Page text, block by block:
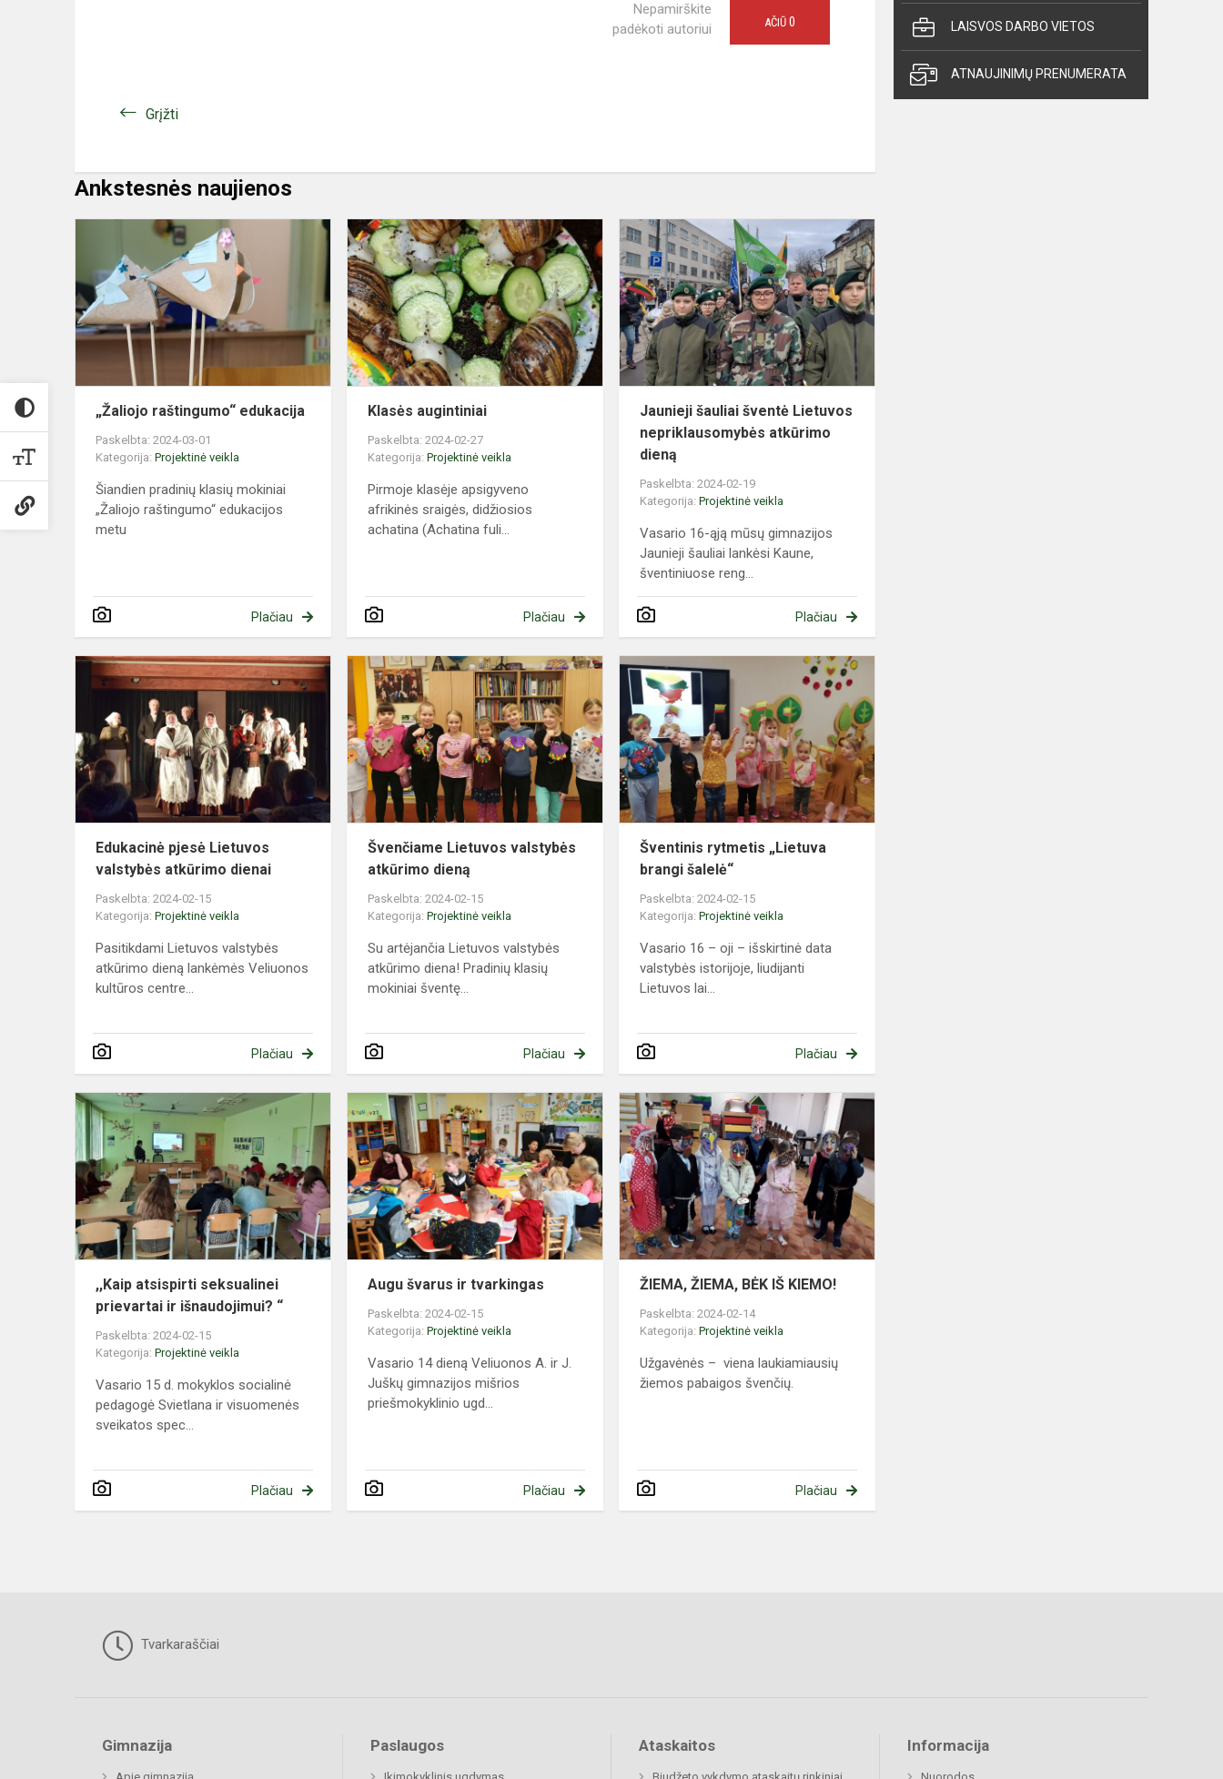
Nepamirškite
padėkoti autoriui
AČIŪ 0
Grįžti
Ankstesnės naujienos
„Žaliojo
raštingumo“
edukacija
„Žaliojo raštingumo“ edukacija
Paskelbta: 2024-03-01
Kategorija: Projektinė veikla
Šiandien pradinių klasių mokiniai
„Žaliojo raštingumo“ edukacijos
metu
Plačiau
Klasės
augintiniai
Klasės augintiniai
Paskelbta: 2024-02-27
Kategorija:Projektinė veikla
Pirmoje klasėje apsigyveno
afrikinės sraigės, didžiosios
achatina (Achatina fuli...
Plačiau
Jaunieji
šauliai
šventė
Lietuvos
nepriklausomybės
Jaunieji šauliai šventė Lietuvos
nepriklausomybės atkūrimo
dieną
Paskelbta: 2024-02-19
Kategorija:Projektinė veikla
Vasario 16-ąją mūsų gimnazijos
Jaunieji šauliai lankėsi Kaune,
šventiniuose reng...
Plačiau
Edukacinė
pjesė
Lietuvos
valstybės
atkūrimo
dienai
Edukacinė pjesė Lietuvos
valstybės atkūrimo dienai
Paskelbta: 2024-02-15
Kategorija: Projektinė veikla
Pasitikdami Lietuvos valstybės
atkūrimo dieną lankėmės Veliuonos
kultūros centre...
Plačiau
Švenčiame
Lietuvos
valstybės
atkūrimo
dieną
Švenčiame Lietuvos valstybės
atkūrimo dieną
Paskelbta: 2024-02-15
Kategorija:Projektinė veikla
Su artėjančia Lietuvos valstybės
atkūrimo diena! Pradinių klasių
mokiniai šventę...
Plačiau
šalelė“
Šventinis rytmetis „Lietuva
brangi šalelė“
Paskelbta: 2024-02-15
Kategorija:Projektinė veikla
Vasario 16 – oji – išskirtinė data
valstybės istorijoje, liudijanti
Lietuvos lai...
Plačiau
,,Kaip
atsispirti
seksualinei
prievartai
ir
išnaudojimui?
“
,,Kaip atsispirti seksualinei
prievartai ir išnaudojimui? “
Paskelbta: 2024-02-15
Kategorija: Projektinė veikla
Vasario 15 d. mokyklos socialinė
pedagogė Svietlana ir visuomenės
sveikatos spec...
Plačiau
Augu
švarus
ir
tvarkingas
Augu švarus ir tvarkingas
Paskelbta: 2024-02-15
Kategorija:Projektinė veikla
Vasario 14 dieną Veliuonos A. ir J.
Juškų gimnazijos mišrios
priešmokyklinio ugd...
Plačiau
ŽIEMA,
IŠ
ŽIEMA, ŽIEMA, BĖK IŠ KIEMO!
Paskelbta: 2024-02-14
Kategorija:Projektinė veikla
Užgavėnės – viena laukiamiausių
žiemos pabaigos švenčių.
Plačiau
LAISVOS DARBO VIETOS
ATNAUJINIMŲ PRENUMERATA
Tvarkaraščiai
Gimnazija Paslaugos Ataskaitos Informacija